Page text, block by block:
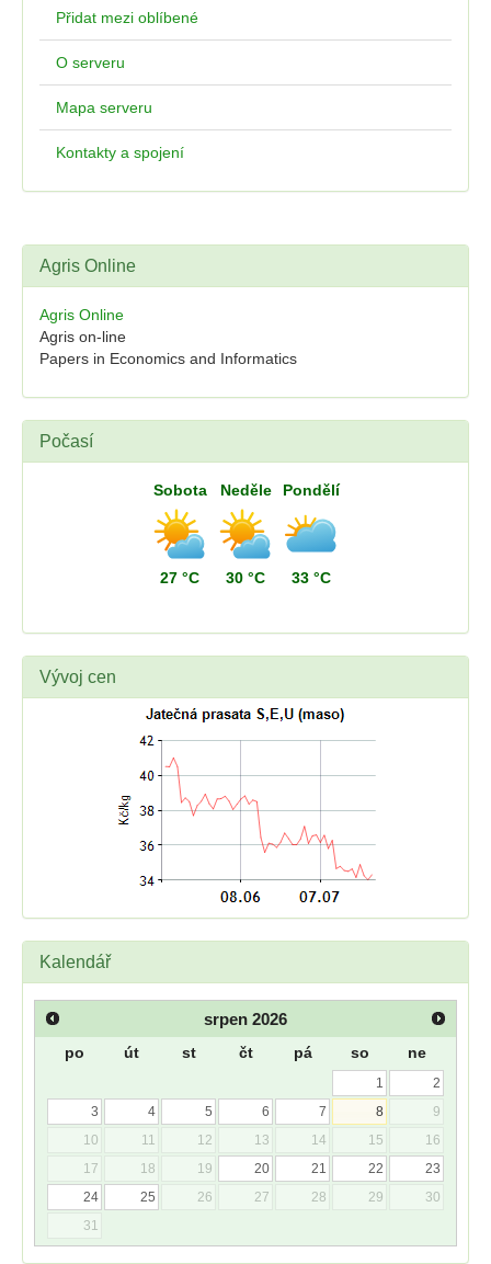
Přidat mezi oblíbené
O serveru
Mapa serveru
Kontakty a spojení
Agris Online
Agris Online
Agris on-line
Papers in Economics and Informatics
Počasí
Sobota
27 °C
Neděle
30 °C
Pondělí
33 °C
Vývoj cen
Kalendář
srpen 2026
po út st čt pá so ne
1
2
3
4 5 6 7 8
9
10
11 12 13 14 15
16
17
18 19 20 21 22
23
24
25 26 27 28 29
30
31